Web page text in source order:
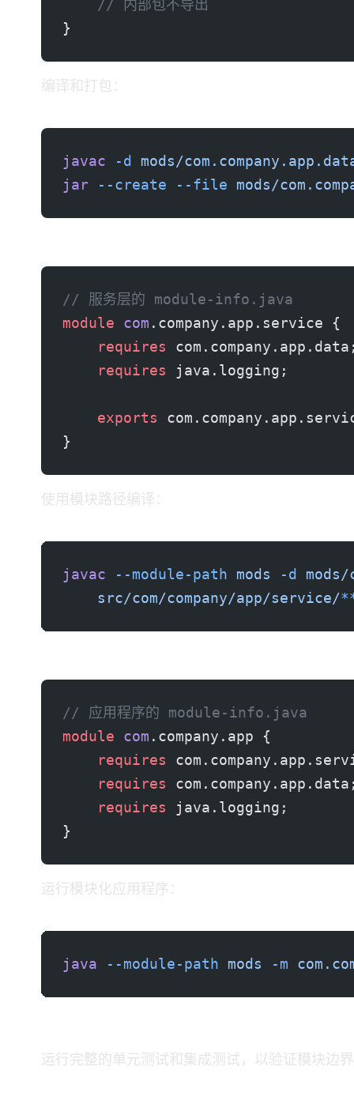
    // 内部包不导出
}
编译和打包：
javac -d
mods/
jar --create --file mods/
// 服务层的 module-info.java
module com .company.app.service {
    requires
    requires
java.logging;
    exports
}
使用模块路径编译：
javac --module-path mods -d
    src/com/company/app/service/
// 应用程序的 module-info.java
module com .company.app {
    requires
    requires
    requires
java.logging;
}
运行模块化应用程序：
java --module-path mods -m
运行完整的单元测试和集成测试，以验证模块边